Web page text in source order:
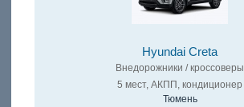
Hyundai Creta
Внедорожники / кроссоверы
5 мест, АКПП, кондиционер
Тюмень